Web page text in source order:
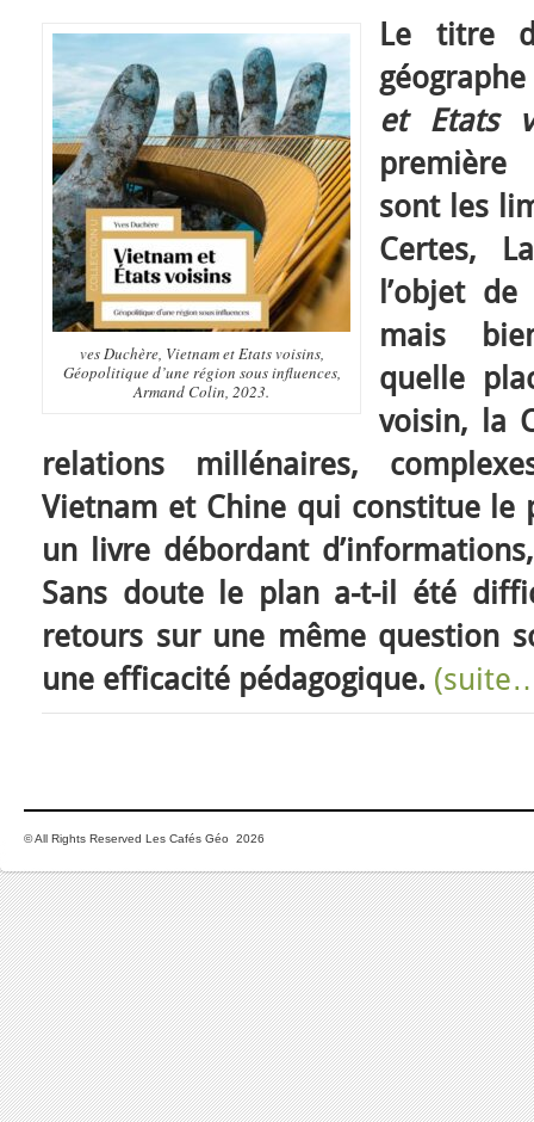
ves Duchère, Vietnam et Etats voisins,
Géopolitique d’une région sous influences,
Armand Colin, 2023.
Le titre
et Etats
première
sont les
Certes,
l’objet
mais
quelle
voisin, la
relations millénaires,
Vietnam et Chine qui constitue
un livre débordant
Sans doute le plan a-t-il été
retours sur une même question
une efficacité pédagogique.
© All Rights Reserved Les Cafés Géo 2026